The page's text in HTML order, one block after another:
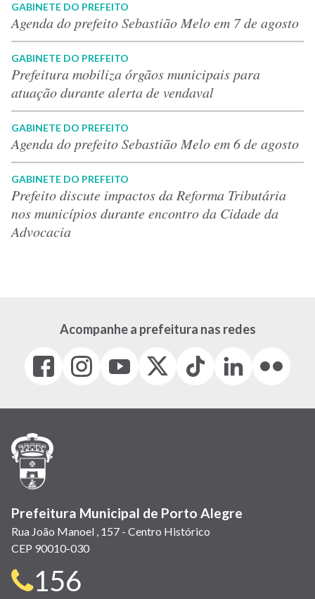
GABINETE DO PREFEITO
Agenda do prefeito Sebastião Melo em 7 de agosto
GABINETE DO PREFEITO
Prefeitura mobiliza órgãos municipais para
atuação durante alerta de vendaval
GABINETE DO PREFEITO
Agenda do prefeito Sebastião Melo em 6 de agosto
GABINETE DO PREFEITO
Prefeito discute impactos da Reforma Tributária
nos municípios durante encontro da Cidade da
Advocacia
Acompanhe a prefeitura nas redes
Facebook
(link
em
janela)
Instagram
(link
em
(link
em
(Antigo
(link
Tiktok
(link
em
LinkedIn
(link
em
(link
em
Prefeitura Municipal de Porto Alegre
Rua João Manoel , 157 - Centro Histórico
CEP 90010-030
Telefone
156